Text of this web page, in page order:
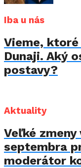
Iba u nás
Vieme,
Dunaji. Aký
postavy?
Aktuality
Veľké zmeny
septembra
moderátor